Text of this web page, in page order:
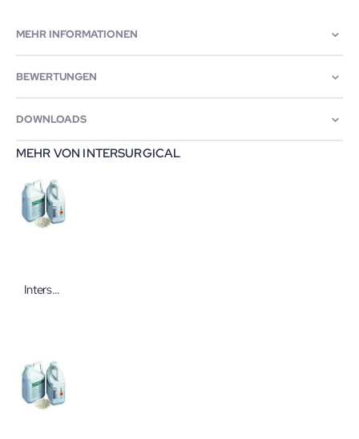
MEHR INFORMATIONEN
BEWERTUNGEN
DOWNLOADS
MEHR VON INTERSURGICAL
Intersurgical IS-Can Absorber Spherasorb 1 kg Atemkalk